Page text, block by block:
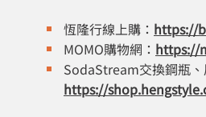
恆隆行線上購： https://
MOMO購物網： https://
SodaStream交換鋼瓶、
https://